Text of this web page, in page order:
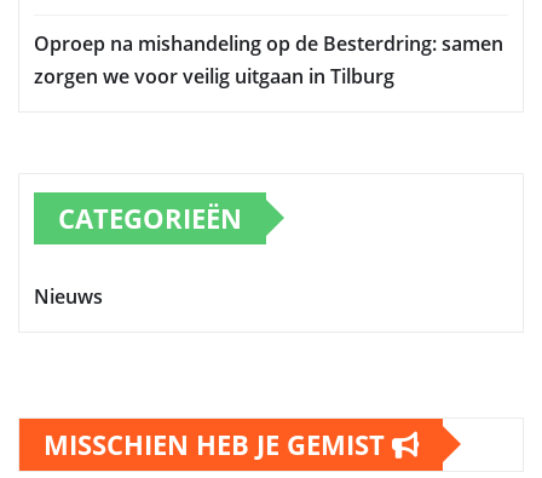
Oproep na mishandeling op de Besterdring: samen
zorgen we voor veilig uitgaan in Tilburg
CATEGORIEËN
Nieuws
MISSCHIEN HEB JE GEMIST